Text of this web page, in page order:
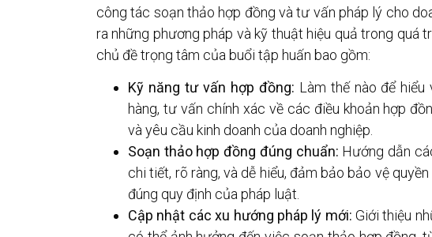
công tác soạn thảo hợp đồng và tư vấn pháp lý cho
ra những phương pháp và kỹ thuật hiệu quả trong quá
chủ đề trọng tâm của buổi tập huấn bao gồm:
Kỹ năng tư vấn hợp đồng: Làm thế nào để
hàng, tư vấn chính xác về các điều khoản hợp
và yêu cầu kinh doanh của doanh nghiệp.
Soạn thảo hợp đồng đúng chuẩn: Hướng dẫn
chi tiết, rõ ràng, và dễ hiểu, đảm bảo bảo vệ
đúng quy định của pháp luật.
Cập nhật các xu hướng pháp lý mới: Giới thiệu